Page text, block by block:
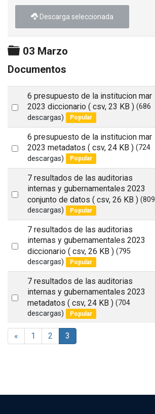
Descarga seleccionada
Carpeta
03 Marzo
Documentos
Select
6 presupuesto de la institucion mar
2023 diccionario ( csv, 23 KB ) (686
descargas)
Popular
Select
6 presupuesto de la institucion mar
2023 metadatos ( csv, 24 KB ) (724
descargas)
Popular
Select
item
7 resultados de las auditorias
internas y gubernamentales 2023
conjunto de datos ( csv, 26 KB ) (809
descargas)
Popular
Select
item
7 resultados de las auditorias
internas y gubernamentales 2023
diccionario ( csv, 26 KB ) (795
descargas)
Popular
Select
7 resultados de las auditorias
internas y gubernamentales 2023
metadatos ( csv, 24 KB ) (704
descargas)
Popular
« 1 2 3